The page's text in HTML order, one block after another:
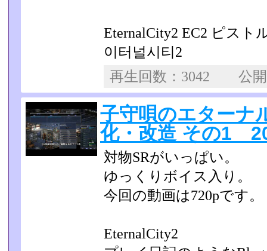
EternalCity2 EC2 ピスト
이터널시티2
再生回数：3042
子守唄のエターナ
化・改造 その1
対物SRがいっぱい。
ゆっくりボイス入り。
今回の動画は720pです。
EternalCity2